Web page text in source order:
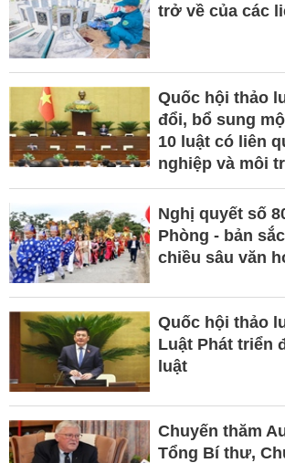
trở về của các
Quốc hội thảo
đổi, bổ sung
10 luật có liên
nghiệp và môi
Nghị quyết số
Phòng - bản
chiều sâu văn
Quốc hội thảo
Luật Phát triển
luật
Chuyến thăm
Tổng Bí thư,